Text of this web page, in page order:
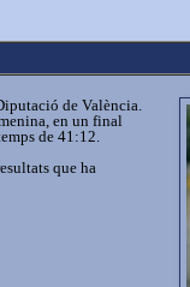
de València.
en un final
de 41:12.
que ha